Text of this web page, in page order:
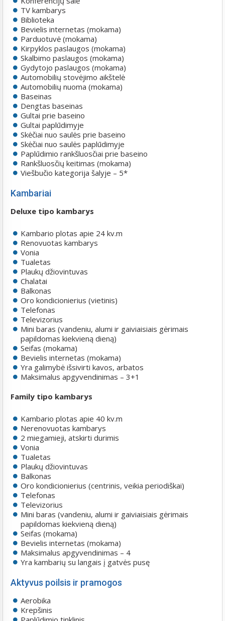
TV kambarys
Biblioteka
Bevielis internetas (mokama)
Parduotuvė (mokama)
Kirpyklos paslaugos (mokama)
Skalbimo paslaugos (mokama)
Gydytojo paslaugos (mokama)
Automobilių stovėjimo aikštelė
Automobilių nuoma (mokama)
Baseinas
Dengtas baseinas
Gultai prie baseino
Gultai paplūdimyje
Skėčiai nuo saulės prie baseino
Skėčiai nuo saulės paplūdimyje
Paplūdimio rankšluosčiai prie baseino
Rankšluosčių keitimas (mokama)
Viešbučio kategorija šalyje – 5*
Kambariai
Deluxe tipo kambarys
Kambario plotas apie 24 kv.m
Renovuotas kambarys
Vonia
Tualetas
Plaukų džiovintuvas
Chalatai
Balkonas
Oro kondicionierius (vietinis)
Telefonas
Televizorius
Mini baras (vandeniu, alumi ir gaiviaisiais gėrimais
papildomas kiekvieną dieną)
Seifas (mokama)
Bevielis internetas (mokama)
Yra galimybė išsivirti kavos, arbatos
Maksimalus apgyvendinimas – 3+1
Family tipo kambarys
Kambario plotas apie 40 kv.m
Nerenovuotas kambarys
2 miegamieji, atskirti durimis
Vonia
Tualetas
Plaukų džiovintuvas
Balkonas
Oro kondicionierius (centrinis, veikia periodiškai)
Telefonas
Televizorius
Mini baras (vandeniu, alumi ir gaiviaisiais gėrimais
papildomas kiekvieną dieną)
Seifas (mokama)
Bevielis internetas (mokama)
Maksimalus apgyvendinimas – 4
Yra kambarių su langais į gatvės pusę
Aktyvus poilsis ir pramogos
Aerobika
Krepšinis